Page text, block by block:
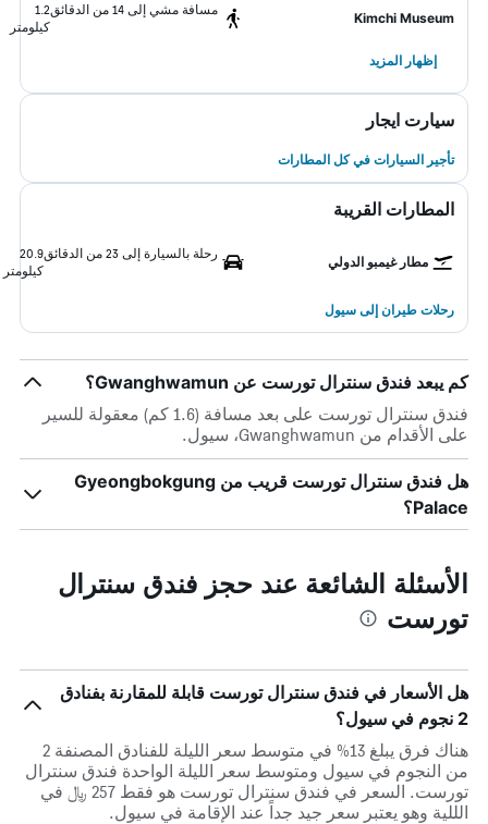
Kimchi Museum
مسافة مشي إلى 14 من الدقائق
1.2
كيلومتر
إظهار المزيد
سيارت ايجار
تأجير السيارات في كل المطارات
المطارات القريبة
مطار غيمبو الدولي
رحلة بالسيارة إلى 23 من الدقائق
20.9
كيلومتر
رحلات طيران إلى سيول
كم يبعد فندق سنترال تورست عن Gwanghwamun؟
فندق سنترال تورست على بعد مسافة (1.6 كم) معقولة للسير
على الأقدام من Gwanghwamun، سيول.
هل فندق سنترال تورست قريب من Gyeongbokgung
Palace؟
الأسئلة الشائعة عند حجز فندق سنترال
تورست
هل الأسعار في فندق سنترال تورست قابلة للمقارنة بفنادق
2 نجوم في سيول؟
هناك فرق يبلغ 13% في متوسط ​​سعر الليلة للفنادق المصنفة 2
من النجوم في سيول ومتوسط ​​سعر الليلة الواحدة فندق سنترال
تورست. السعر في فندق سنترال تورست هو فقط 257 ﷼ في
الللية وهو يعتبر سعر جيد جداً عند الإقامة في سيول.